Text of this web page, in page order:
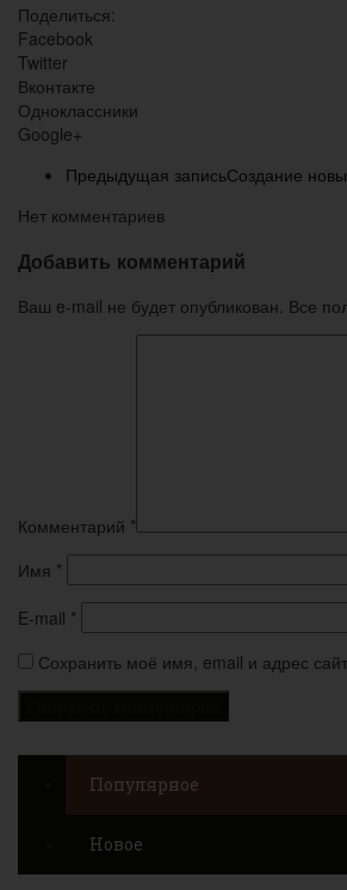
Поделиться:
Facebook
Twitter
Вконтакте
Одноклассники
Google+
Предыдущая записьСоздание
Нет комментариев
Добавить комментарий
Ваш e-mail не будет опубликован. Все
Комментарий *
Имя *
E-mail *
Сохранить моё имя, email и адрес
Популярное
Новое